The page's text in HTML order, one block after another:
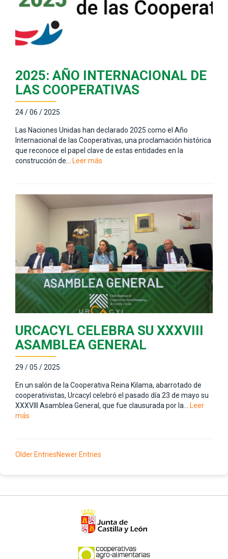
2025: AÑO INTERNACIONAL DE
LAS COOPERATIVAS
24 / 06 / 2025
Las Naciones Unidas han declarado 2025 como el Año
Internacional de las Cooperativas, una proclamación histórica
que reconoce el papel clave de estas entidades en la
construcción de…
Leer más
URCACYL CELEBRA SU XXXVIII
ASAMBLEA GENERAL
29 / 05 / 2025
En un salón de la Cooperativa Reina Kilama, abarrotado de
cooperativistas, Urcacyl celebró el pasado día 23 de mayo su
XXXVIII Asamblea General, que fue clausurada por la…
Leer
más
Older EntriesNewer Entries